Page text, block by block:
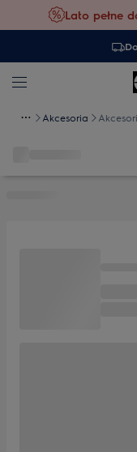
Lato pełne
Akcesoria